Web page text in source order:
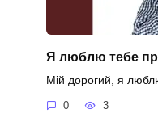
Я люблю тебе
Мій дорогий, я
0 3